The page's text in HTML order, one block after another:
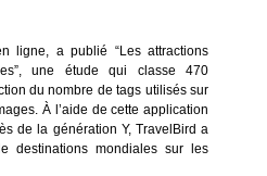
ligne, a publié “Les attractions
une étude qui classe 470
du nombre de tags utilisés sur
À l’aide de cette application
de la génération Y, TravelBird a
destinations mondiales sur les